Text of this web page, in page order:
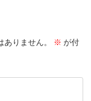
りません。 ※ が付